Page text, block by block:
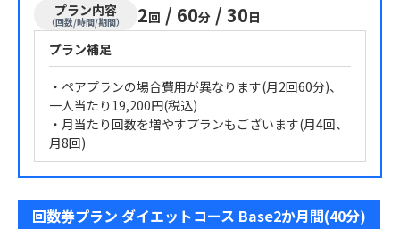
プラン内容
（回数/時間/期間） 2回 / 60分 / 30日
プラン補足
・ペアプランの場合費用が異なります(月2回60分)、
一人当たり19,200円(税込)
・月当たり回数を増やすプランもございます(月4回、
月8回)
回数券プラン ダイエットコース Base2か月間(40分)